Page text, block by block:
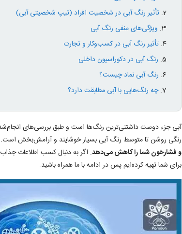
تأثیر رنگ آبی در شخصیت افراد (تیپ شخصیتی آبی)
ویژگی‌های منفی رنگ آبی
تأثیر رنگ آبی در کسب‌وکار و تجارت
رنگ آبی در دکوراسیون داخلی
رنگ آبی نماد چیست؟
چه رنگ‌هایی با آبی مطابقت دارد؟
آبی جزء دوست داشتنی‌ترین رنگ‌ها است و طبق بررسی‌های
رنگی روشن تا متوسط رنگ آبی بسیار خوشایند و آرامش‌بخش است.
و فشارخون شما را کاهش می‌دهد. اگر به دنبال کسب اطلاعات
برای شما تهیه کرده‌ایم پس در ادامه با ما همراه باشید.